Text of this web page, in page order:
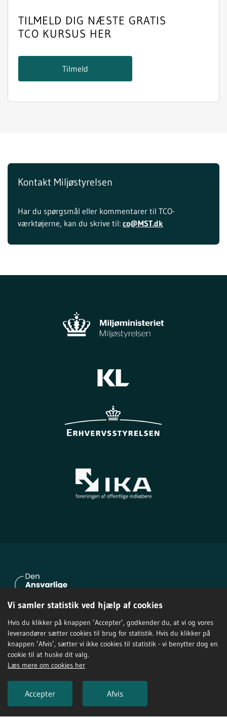
Vi samler statistik ved hjælp af cookies
Hvis du klikker på knappen ’Accepter’, godkender du, at vi og vores
leverandører sætter cookies til brug for statistik. Hvis du klikker på
knappen ’Afvis’, sætter vi ikke cookies til statistik - vi benytter dog en
cookie til at huske dit valg.
Læs mere om cookies her
Accepter Afvis
TILMELD DIG NÆSTE GRATIS
TCO KURSUS HER
Tilmeld
Kontakt Miljøstyrelsen
Har du spørgsmål eller kommentarer til TCO-
værktøjerne, kan du skrive til: co@MST.dk
Om Den Ansvarlige Indkøber
Privatlivspolitik
Tilgængelighedserklæring